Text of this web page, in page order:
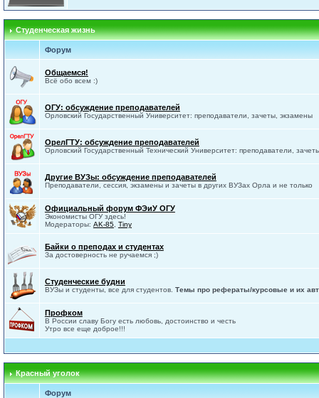
Студенческая жизнь
Форум
Общаемся!
Всё обо всем :)
ОГУ: обсуждение преподавателей
Орловский Государственный Университет: преподаватели, зачеты, экзамены
ОрелГТУ: обсуждение преподавателей
Орловский Государственный Технический Университет: преподаватели,
Другие ВУЗы: обсуждение преподавателей
Преподаватели, сессия, экзамены и зачеты в других ВУЗах Орла и не только
Официальный форум ФЭиУ ОГУ
Экономисты ОГУ здесь!
Модераторы: AK-85, Tiny
Байки о преподах и студентах
За достоверность не ручаемся ;)
Студенческие будни
ВУЗы и студенты, все для студентов. Темы про рефераты/курсовые и их
Профком
В России славу Богу есть любовь, достоинство и честь
Утро все еще доброе!!!
Красный уголок
Форум